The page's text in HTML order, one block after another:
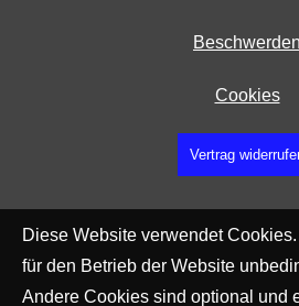
Beschwerden
Cookies
Vertrag
Diese Website verwendet
für den Betrieb der Website
Andere Cookies sind optional und